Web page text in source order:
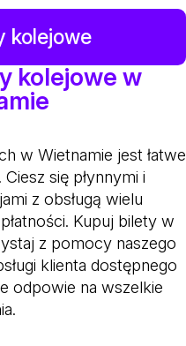
kolejowe
kolejowe w
w Wietnamie jest łatwe
się płynnymi i
z obsługą wielu
Kupuj bilety w
z pomocy naszego
klienta dostępnego
odpowie na wszelkie